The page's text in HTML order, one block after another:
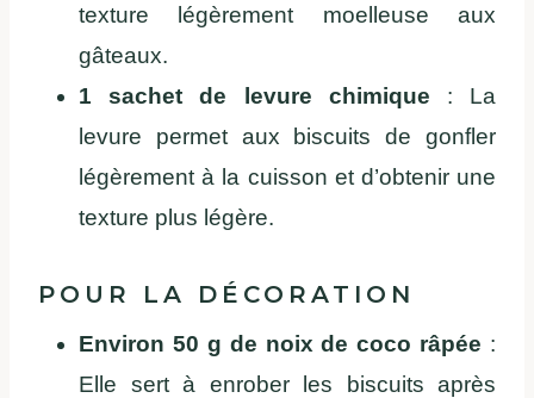
texture légèrement moelleuse aux
gâteaux.
1 sachet de levure chimique : La
levure permet aux biscuits de gonfler
légèrement à la cuisson et d’obtenir une
texture plus légère.
POUR LA DÉCORATION
Environ 50 g de noix de coco râpée :
Elle sert à enrober les biscuits après